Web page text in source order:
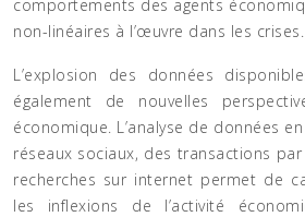
comportements des agents
non-linéaires à l’œuvre dans les crises.
L’explosion des données
également de nouvelles
économique. L’analyse de données
réseaux sociaux, des transactions
recherches sur internet permet de
les inflexions de l’activité